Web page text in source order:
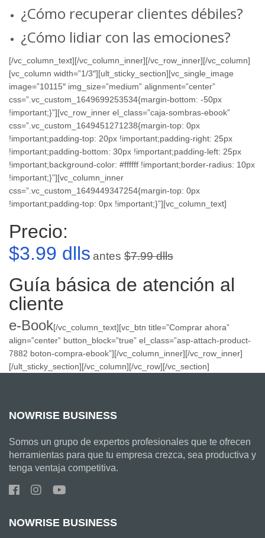
¿Cómo recuperar clientes débiles?
¿Cómo lidiar con las emociones?
[/vc_column_text][/vc_column_inner][/vc_row_inner][/vc_column]
[vc_column width=”1/3″][ult_sticky_section][vc_single_image
image=”10115″ img_size=”medium” alignment=”center”
css=”.vc_custom_1649699253534{margin-bottom: -50px
!important;}”][vc_row_inner el_class=”caja-sombras-ebook”
css=”.vc_custom_1649451271238{margin-top: 0px
!important;padding-top: 20px !important;padding-right: 25px
!important;padding-bottom: 30px !important;padding-left: 25px
!important;background-color: #ffffff !important;border-radius: 10px
!important;}”][vc_column_inner
css=”.vc_custom_1649449347254{margin-top: 0px
!important;padding-top: 0px !important;}”][vc_column_text]
Precio:
$3.99 dlls antes $7.99 dlls
Guía básica de atención al
cliente
e-Book[/vc_column_text][vc_btn title=”Comprar ahora”
align=”center” button_block=”true” el_class=”asp-attach-product-
7882 boton-compra-ebook”][/vc_column_inner][/vc_row_inner]
[/ult_sticky_section][/vc_column][/vc_row][/vc_section]
NOWRISE BUSINESS
Somos un grupo de expertos profesionales que te ofrecen
herramientas para que tu empresa crezca, sea productiva y
tenga ventaja competitiva.
NOWRISE BUSINESS